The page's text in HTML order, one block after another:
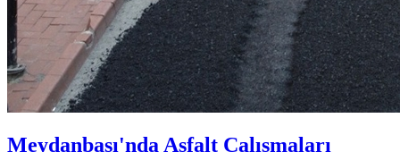
Meydanbaşı'nda Asfalt Çalışmaları